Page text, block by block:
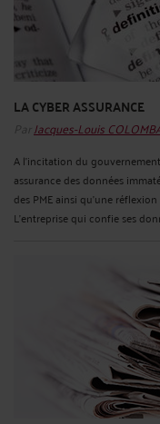
LA CYBER ASSURANCE
Par Jacques-Louis
A l'incitation du
assurance des données
des PME ainsi qu’une
L’entreprise qui confie ses